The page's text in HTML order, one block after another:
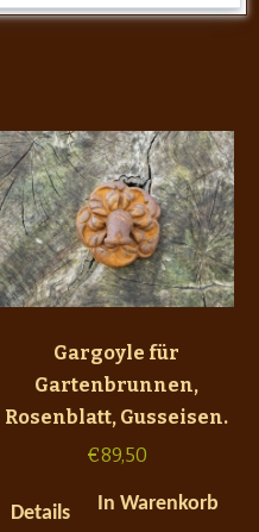
Gargoyle für
Gartenbrunnen,
Rosenblatt, Gusseisen.
€89,50
Details In Warenkorb